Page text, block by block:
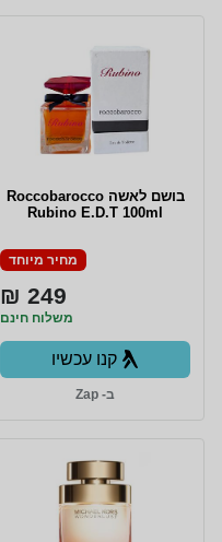
בושם לאשה Roccobarocco
Rubino E.D.T 100ml
מחיר מיוחד
249 ₪
משלוח חינם
קנו עכשיו
ב- Zap